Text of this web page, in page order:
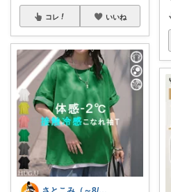
コレ いいね